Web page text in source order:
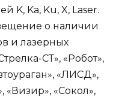
K, Ka, Ku, X, Laser.
о наличии
и лазерных
СТ», «Робот»,
«ЛИСД»,
«Визир», «Сокол»,